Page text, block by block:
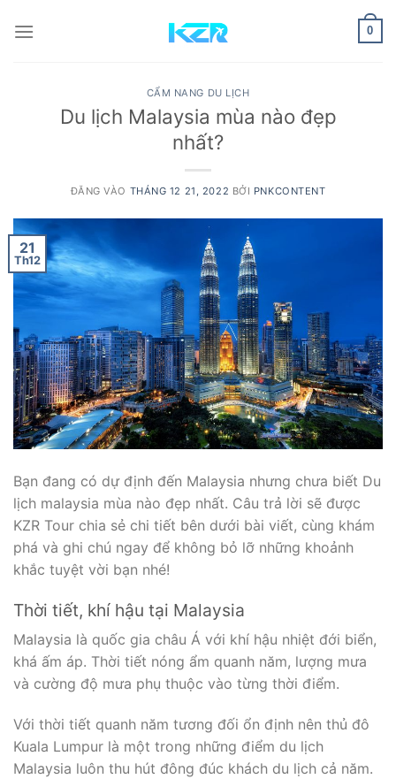
qua
0
CẨM NANG DU LỊCH
Du lịch Malaysia mùa nào đẹp
nhất?
ĐĂNG VÀO THÁNG 12 21, 2022 BỞI PNKCONTENT
21
Th12
Bạn đang có dự định đến Malaysia nhưng chưa biết Du
lịch malaysia mùa nào đẹp nhất. Câu trả lời sẽ được
KZR Tour chia sẻ chi tiết bên dưới bài viết, cùng khám
phá và ghi chú ngay để không bỏ lỡ những khoảnh
khắc tuyệt vời bạn nhé!
Thời tiết, khí hậu tại Malaysia
Malaysia là quốc gia châu Á với khí hậu nhiệt đới biển,
khá ấm áp. Thời tiết nóng ẩm quanh năm, lượng mưa
và cường độ mưa phụ thuộc vào từng thời điểm.
Với thời tiết quanh năm tương đối ổn định nên thủ đô
Kuala Lumpur là một trong những điểm du lịch
Malaysia luôn thu hút đông đúc khách du lịch cả năm.